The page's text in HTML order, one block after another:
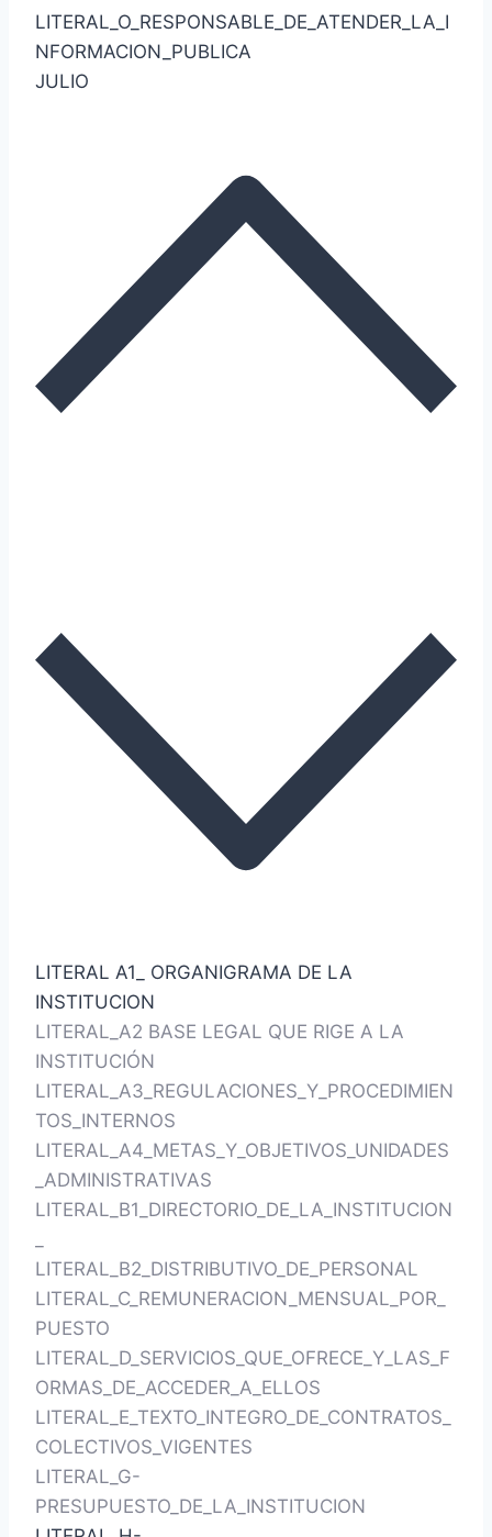
LITERAL_O_RESPONSABLE_DE_ATENDER_LA_I
NFORMACION_PUBLICA
JULIO
LITERAL A1_ ORGANIGRAMA DE LA
INSTITUCION
LITERAL_A2 BASE LEGAL QUE RIGE A LA
INSTITUCIÓN
LITERAL_A3_REGULACIONES_Y_PROCEDIMIEN
TOS_INTERNOS
LITERAL_A4_METAS_Y_OBJETIVOS_UNIDADES
_ADMINISTRATIVAS
LITERAL_B1_DIRECTORIO_DE_LA_INSTITUCION
LITERAL_B2_DISTRIBUTIVO_DE_PERSONAL
LITERAL_C_REMUNERACION_MENSUAL_POR_
PUESTO
LITERAL_D_SERVICIOS_QUE_OFRECE_Y_LAS_F
ORMAS_DE_ACCEDER_A_ELLOS
LITERAL_E_TEXTO_INTEGRO_DE_CONTRATOS_
COLECTIVOS_VIGENTES
LITERAL_G-
PRESUPUESTO_DE_LA_INSTITUCION